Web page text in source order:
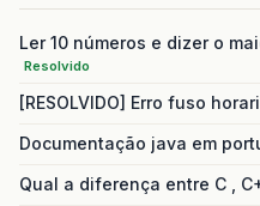
Ler 10 números e dizer o
Resolvido
[RESOLVIDO] Erro fuso
Documentação java em
Qual a diferença entre C ,